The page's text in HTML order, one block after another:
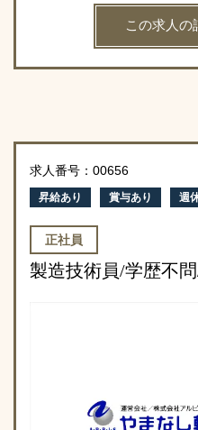
この求人の
求人番号：00656
昇給あり 賞与あり 週
正社員
製造技術員/学歴不